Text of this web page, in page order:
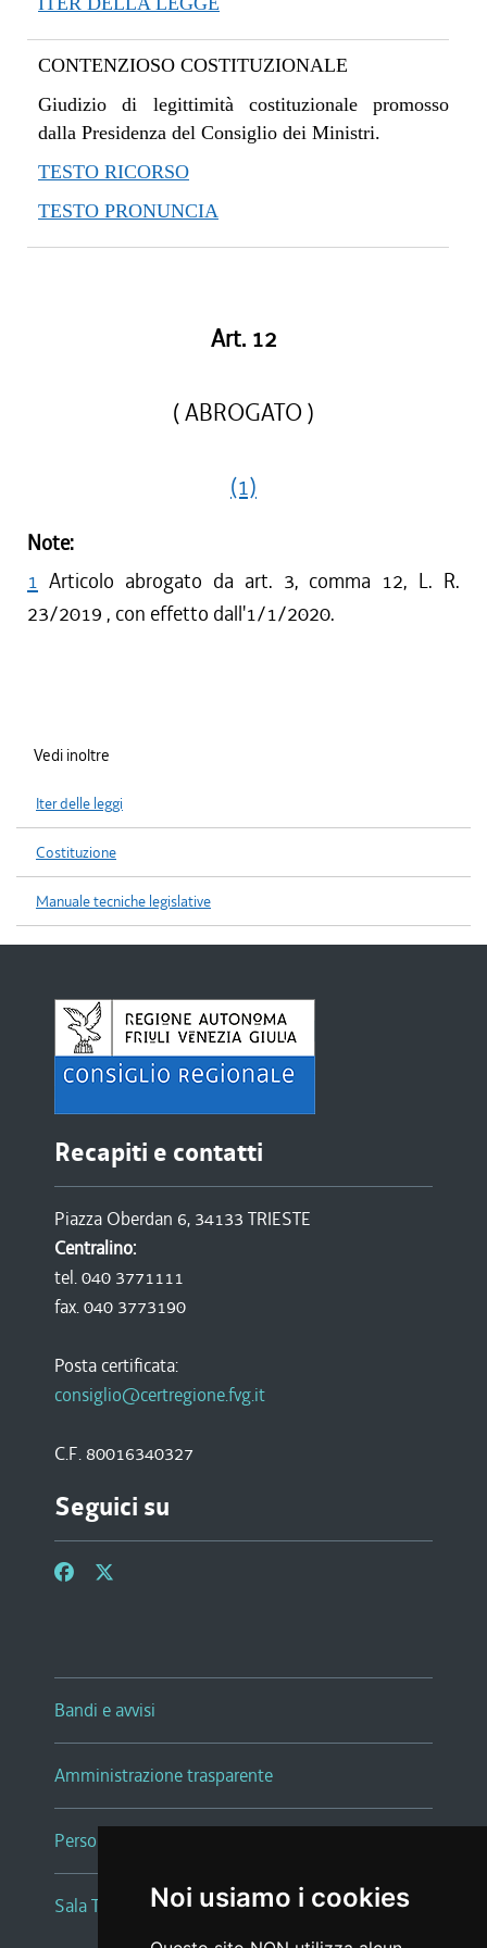
Noi usiamo i cookies
CONTENZIOSO COSTITUZIONALE
Giudizio di legittimità costituzionale promosso
dalla Presidenza del Consiglio dei Ministri.
TESTO RICORSO
TESTO PRONUNCIA
Art. 12
( ABROGATO )
(1)
Note:
1 Articolo abrogato da art. 3, comma 12, L. R.
23/2019 , con effetto dall'1/1/2020.
Vedi inoltre
Iter delle leggi
Costituzione
Manuale tecniche legislative
Recapiti e contatti
Piazza Oberdan 6, 34133 TRIESTE
Centralino:
tel. 040 3771111
fax. 040 3773190
Posta certificata:
consiglio@certregione.fvg.it
C.F. 80016340327
Seguici su
Bandi e avvisi
Amministrazione trasparente
Persone e Uffici
Sala Tiziano Tessitori